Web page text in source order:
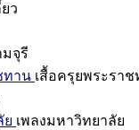
ว
จุรี
ทาน เสื้อครุยพระรา
ย เพลงมหาวิทยาลัย